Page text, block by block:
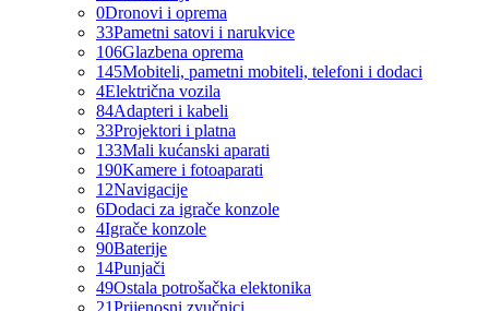
0Dronovi i oprema
33Pametni satovi i narukvice
106Glazbena oprema
145Mobiteli, pametni mobiteli, telefoni i dodaci
4Električna vozila
84Adapteri i kabeli
33Projektori i platna
133Mali kućanski aparati
190Kamere i fotoaparati
12Navigacije
6Dodaci za igrače konzole
4Igrače konzole
90Baterije
14Punjači
49Ostala potrošačka elektonika
21Prijenosni zvučnici